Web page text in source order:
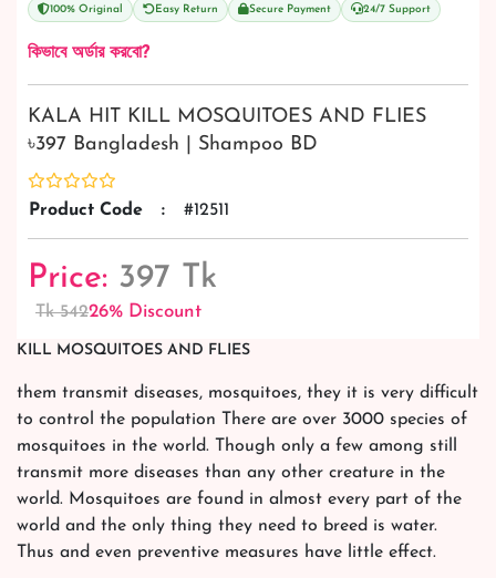
100% Original Easy Return Secure Payment 24/7 Support
কিভাবে অর্ডার করবো?
KALA HIT KILL MOSQUITOES AND FLIES
৳397 Bangladesh | Shampoo BD
Product Code : #12511
Price: 397 Tk
Tk 54226% Discount
KILL MOSQUITOES AND FLIES
them transmit diseases, mosquitoes, they it is very difficult
to control the population There are over 3000 species of
mosquitoes in the world. Though only a few among still
transmit more diseases than any other creature in the
world. Mosquitoes are found in almost every part of the
world and the only thing they need to breed is water.
Thus and even preventive measures have little effect.